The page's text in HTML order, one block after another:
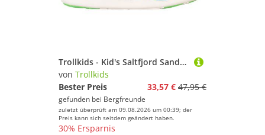
Trollkids - Kid's Saltfjord Sandal - Sandalen Gr 30 türkis
von Trollkids
Bester Preis
33,57 € 47,95 €
gefunden bei Bergfreunde
zuletzt überprüft am 09.08.2026 um 00:39; der
Preis kann sich seitdem geändert haben.
30% Ersparnis